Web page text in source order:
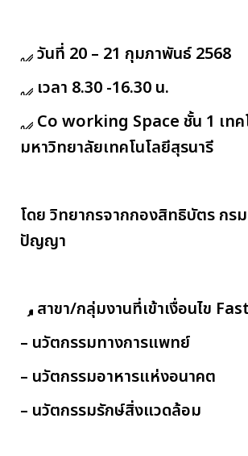
วันที่ 20 – 21 กุมภาพันธ์ 2568
เวลา 8.30 -16.30 น.
Co working Space ชั้น 1 เทค
มหาวิทยาลัยเทคโนโลยีสุรนารี
โดย วิทยากรจากกองสิทธิบัตร กร
ปัญญา
สาขา/กลุ่มงานที่เข้าเงื่อนไข
– นวัตกรรมทางการแพทย์
– นวัตกรรมอาหารแห่งอนาคต
– นวัตกรรมรักษ์สิ่งแวดล้อม